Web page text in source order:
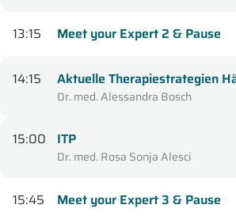
13:15 Meet your Expert 2 & Pause
14:15 Aktuelle Therapiestrategien
Dr. med. Alessandra Bosch
15:00 ITP
Dr. med. Rosa Sonja Alesci
15:45 Meet your Expert 3 & Pause